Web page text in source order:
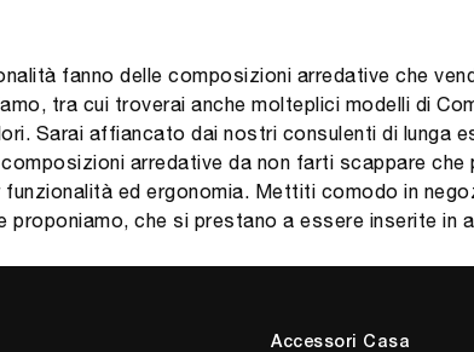
fanno delle composizioni arredative che
tra cui troverai anche molteplici modelli di
Sarai affiancato dai nostri consulenti di lunga
arredative da non farti scappare
funzionalità ed ergonomia. Mettiti comodo in
proponiamo, che si prestano a essere inserite in
Accessori Casa